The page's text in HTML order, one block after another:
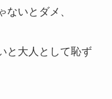
ないとダメ、
と大人として恥ず